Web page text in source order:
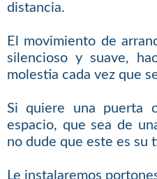
distancia.
El movimiento de
silencioso y suave,
molestia cada vez que
Si quiere una puerta
espacio, que sea de
no dude que este es su
Le instalaremos